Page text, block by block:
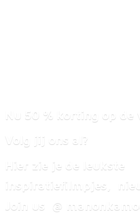
Nu 50 % korting op
Volg jij ons al?
Hier zie je de leukste
inspiratiefilmpjes,
Join us @